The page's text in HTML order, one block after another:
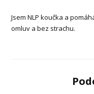
Jsem NLP koučka a
omluv a bez strachu.